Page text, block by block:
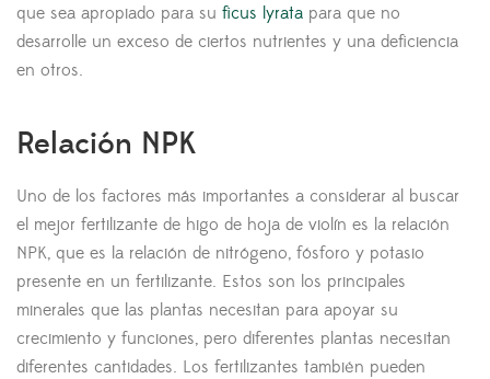
que sea apropiado para su ficus lyrata para que no
desarrolle un exceso de ciertos nutrientes y una deficiencia
en otros.
Relación NPK
Uno de los factores más importantes a considerar al buscar
el mejor fertilizante de higo de hoja de violín es la relación
NPK, que es la relación de nitrógeno, fósforo y potasio
presente en un fertilizante. Estos son los principales
minerales que las plantas necesitan para apoyar su
crecimiento y funciones, pero diferentes plantas necesitan
diferentes cantidades. Los fertilizantes también pueden